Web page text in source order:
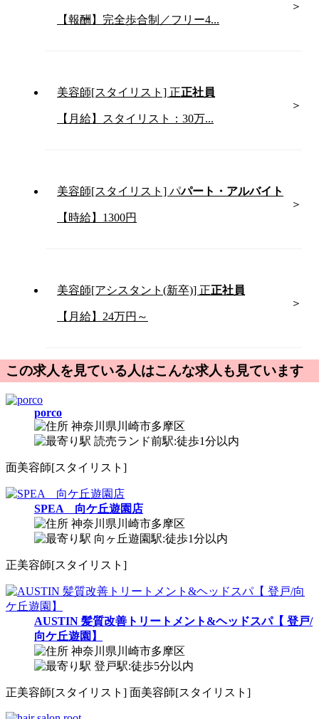
【報酬】完全歩合制／フリー4...
美容師[スタイリスト] 正正社員
【月給】スタイリスト：30万...
美容師[スタイリスト] パパート・アルバイト
【時給】1300円
美容師[アシスタント(新卒)] 正正社員
【月給】24万円～
この求人を見ている人はこんな求人も見ています
porco
神奈川県川崎市多摩区
読売ランド前駅:徒歩1分以内
面美容師[スタイリスト]
SPEA 向ケ丘遊園店
神奈川県川崎市多摩区
向ヶ丘遊園駅:徒歩1分以内
正美容師[スタイリスト]
AUSTIN 髪質改善トリートメント&ヘッドスパ【 登戸/
向ケ丘遊園】
神奈川県川崎市多摩区
登戸駅:徒歩5分以内
正美容師[スタイリスト] 面美容師[スタイリスト]